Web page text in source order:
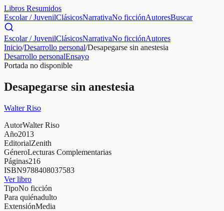
Libros Resumidos
Escolar / JuvenilClásicosNarrativaNo ficciónAutoresBuscar
Escolar / JuvenilClásicosNarrativaNo ficciónAutores
Inicio/Desarrollo personal/Desapegarse sin anestesia
Desarrollo personalEnsayo
Portada no disponible
Desapegarse sin anestesia
Walter Riso
AutorWalter Riso
Año2013
EditorialZenith
GéneroLecturas Complementarias
Páginas216
ISBN9788408037583
Ver libro
TipoNo ficción
Para quiénadulto
ExtensiónMedia